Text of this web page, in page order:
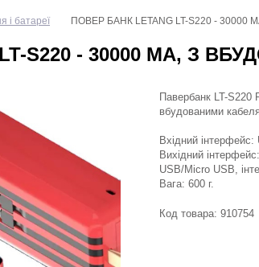
і батареї ПОВЕР БАНК LETANG LT-S220 -
S220 - 30000 MA, З
Павербанк LT-S220
вбудованими
Вхідний інтерфейс:
Вихідний
USB/Micro USB,
Вага: 600 г.
Код товара: 910754